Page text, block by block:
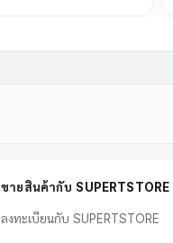
ขายสินค้ากับ SUPERTSTORE
ลงทะเบียนกับ SUPERTSTORE